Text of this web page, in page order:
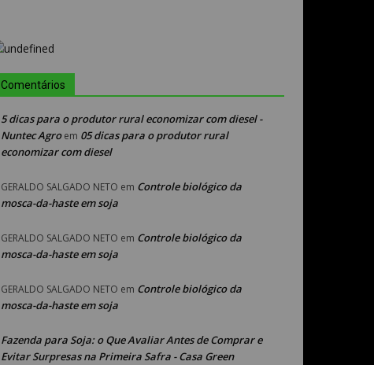
Comentários
5 dicas para o produtor rural economizar com diesel -
Nuntec Agroem 05 dicas para o produtor rural
economizar com diesel
GERALDO SALGADO NETO em Controle biológico da
mosca-da-haste em soja
GERALDO SALGADO NETO em Controle biológico da
mosca-da-haste em soja
GERALDO SALGADO NETO em Controle biológico da
mosca-da-haste em soja
Fazenda para Soja: o Que Avaliar Antes de Comprar e
Evitar Surpresas na Primeira Safra - Casa Green